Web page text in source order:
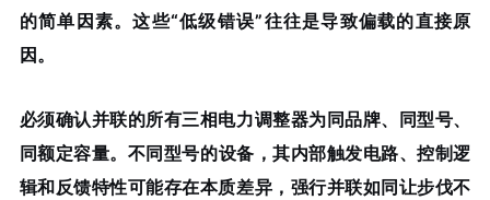
的简单因素。这些“低级错误”往往是导致偏载的直接原
因。
必须确认并联的所有三相电力调整器为 同品牌、同型号、
同额定容量。不同型号的设备，其内部触发电路、控制逻
辑和反馈特性可能存在本质差异，强行并联如同让步伐不